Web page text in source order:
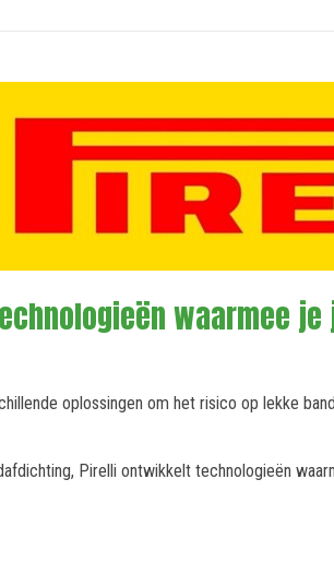
waarmee
oplossingen om het risico op lekke
Pirelli ontwikkelt technologieën